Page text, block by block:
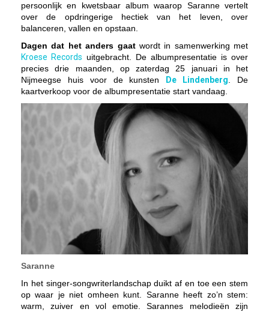
persoonlijk en kwetsbaar album waarop Saranne vertelt
over de opdringerige hectiek van het leven, over
balanceren, vallen en opstaan.
Dagen dat het anders gaatwordt in samenwerking met
Kroese Records uitgebracht. De albumpresentatie is over
precies drie maanden, op zaterdag 25 januari in het
Nijmeegse huis voor de kunsten
De Lindenberg . De
kaartverkoop voor de albumpresentatie start vandaag.
Saranne
In het singer-songwriterlandschap duikt af en toe een stem
op waar je niet omheen kunt. Saranne heeft zo’n stem:
warm, zuiver en vol emotie. Sarannes melodieën zijn